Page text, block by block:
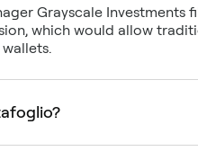
Grayscale
which would allow